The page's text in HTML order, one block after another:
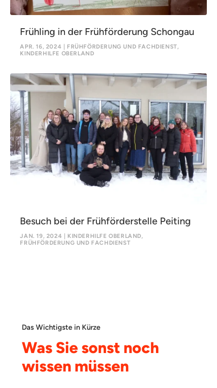
Frühling in der Frühförderung Schongau
APR. 16, 2024 FRÜHFÖRDERUNG UND FACHDIENST,
KINDERHILFE OBERLAND
Besuch bei der Frühförderstelle Peiting
JAN. 19, 2024 KINDERHILFE OBERLAND,
FRÜHFÖRDERUNG UND FACHDIENST
Das Wichtigste in Kürze
Was Sie sonst noch
wissen müssen